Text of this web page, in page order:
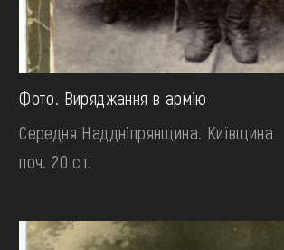
Фото. Виряджання в армію
Середня Наддніпрянщина. Київщина
поч. 20 ст.